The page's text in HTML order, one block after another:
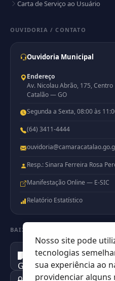
Carta de Serviço ao Usuário
OUVIDORIA / CONTATO
Ouvidoria Municipal
Endereço
Av. Nicolau Abrão, 175, Centro
Catalão — GO
Segunda a Sexta, 08:00 às
(64) 3411-4444
Resp.: Sinara Ferreira Rosa
Manifestação Online — E-SIC
Relatório Estatístico
BAIXE NOSSO APP
Disponível no
Google Play
Disponível na
Nosso site pode
tecnologias
sua experiência ao
providenciar alguns